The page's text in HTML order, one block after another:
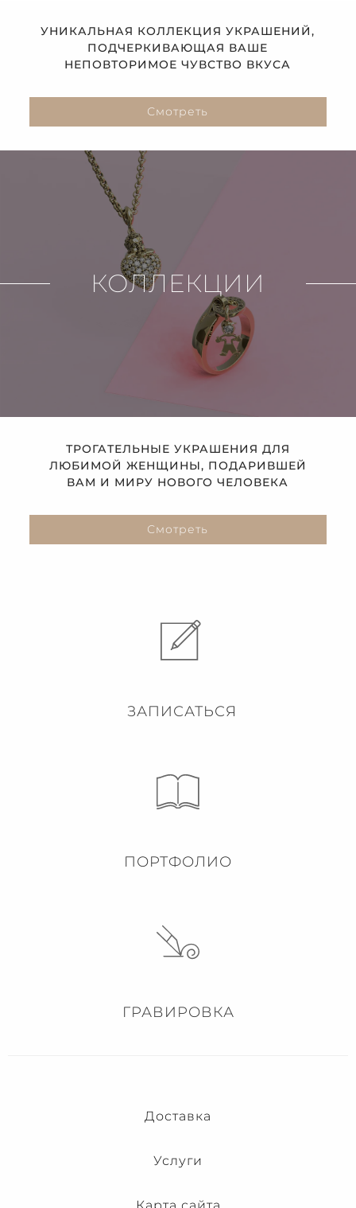
УНИКАЛЬНАЯ КОЛЛЕКЦИЯ УКРАШЕНИЙ,
ПОДЧЕРКИВАЮЩАЯ ВАШЕ
НЕПОВТОРИМОЕ ЧУВСТВО ВКУСА
Смотреть
КОЛЛЕКЦИИ
ТРОГАТЕЛЬНЫЕ УКРАШЕНИЯ ДЛЯ
ЛЮБИМОЙ ЖЕНЩИНЫ, ПОДАРИВШЕЙ
ВАМ И МИРУ НОВОГО ЧЕЛОВЕКА
Смотреть
ЗАПИСАТЬСЯ
ПОРТФОЛИО
ГРАВИРОВКА
Доставка
Услуги